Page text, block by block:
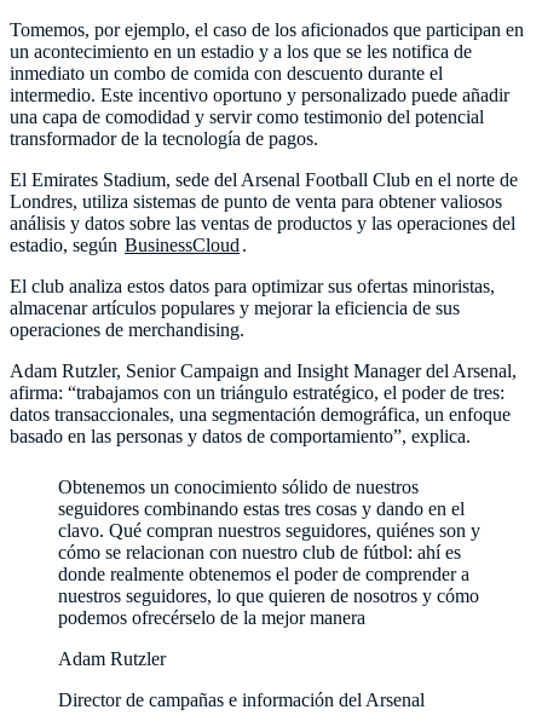
Tomemos, por ejemplo, el caso de los aficionados que participan en
un acontecimiento en un estadio y a los que se les notifica de
inmediato un combo de comida con descuento durante el
intermedio. Este incentivo oportuno y personalizado puede añadir
una capa de comodidad y servir como testimonio del potencial
transformador de la tecnología de pagos.
El Emirates Stadium, sede del Arsenal Football Club en el norte de
Londres, utiliza sistemas de punto de venta para obtener valiosos
análisis y datos sobre las ventas de productos y las operaciones del
estadio, según BusinessCloud .
El club analiza estos datos para optimizar sus ofertas minoristas,
almacenar artículos populares y mejorar la eficiencia de sus
operaciones de merchandising.
Adam Rutzler, Senior Campaign and Insight Manager del Arsenal,
afirma: “trabajamos con un triángulo estratégico, el poder de tres:
datos transaccionales, una segmentación demográfica, un enfoque
basado en las personas y datos de comportamiento”, explica.
Obtenemos un conocimiento sólido de nuestros
seguidores combinando estas tres cosas y dando en el
clavo. Qué compran nuestros seguidores, quiénes son y
cómo se relacionan con nuestro club de fútbol: ahí es
donde realmente obtenemos el poder de comprender a
nuestros seguidores, lo que quieren de nosotros y cómo
podemos ofrecérselo de la mejor manera
Adam Rutzler
Director de campañas e información del Arsenal